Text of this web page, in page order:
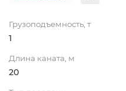
Грузоподъемность, т
1
Длина каната, м
20